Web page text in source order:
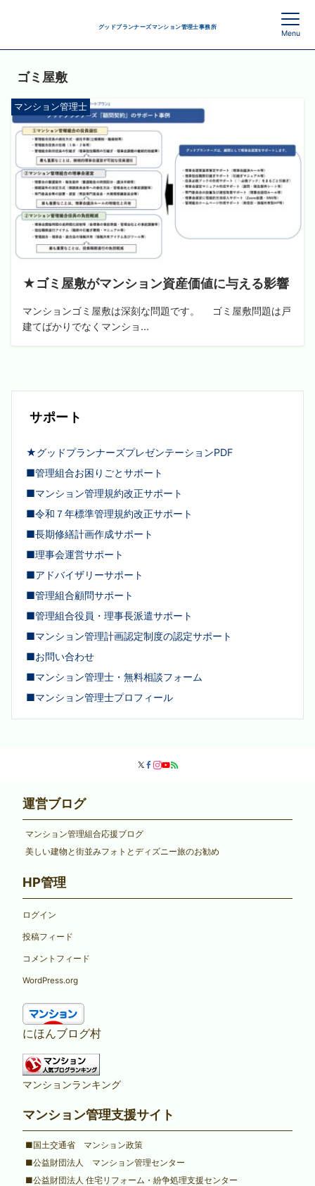
グッドプランナーズマンション管理士事務所
Menu
ゴミ屋敷
マンション管理士
★ゴミ屋敷がマンション資産価値に与える影響
マンションゴミ屋敷は深刻な問題です。 ゴミ屋敷問題は戸
建てばかりでなくマンショ...
サポート
★グッドプランナーズプレゼンテーションPDF
■管理組合お困りごとサポート
■マンション管理規約改正サポート
■令和７年標準管理規約改正サポート
■長期修繕計画作成サポート
■理事会運営サポート
■アドバイザリーサポート
■管理組合顧問サポート
■管理組合役員・理事長派遣サポート
■マンション管理計画認定制度の認定サポート
■お問い合わせ
■マンション管理士・無料相談フォーム
■マンション管理士プロフィール
運営ブログ
マンション管理組合応援ブログ
美しい建物と街並みフォトとディズニー旅のお勧め
HP管理
ログイン
投稿フィード
コメントフィード
WordPress.org
にほんブログ村
マンションランキング
マンション管理支援サイト
■国土交通省 マンション政策
■公益財団法人 マンション管理センター
■公益財団法人 住宅リフォーム・紛争処理支援センター